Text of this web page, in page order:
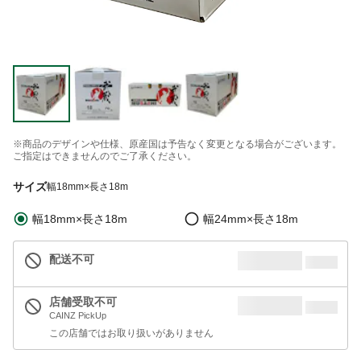
※商品のデザインや仕様、原産国は予告なく変更となる場合がございます。
ご指定はできませんのでご了承ください。
サイズ幅18mm×長さ18m
幅18mm×長さ18m 幅24mm×長さ18m
配送不可
店舗受取不可
CAINZ PickUp
この店舗ではお取り扱いがありません